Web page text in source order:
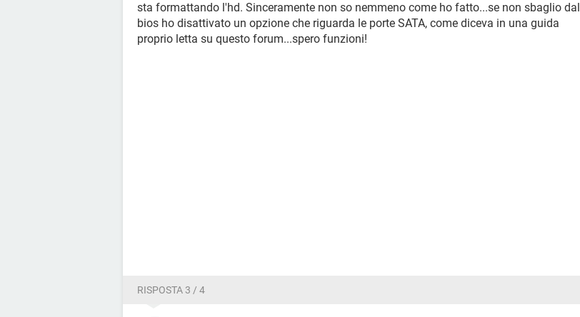
sta formattando l'hd. Sinceramente non so nemmeno come ho fatto...se non sbaglio dal
bios ho disattivato un opzione che riguarda le porte SATA, come diceva in una guida
proprio letta su questo forum...spero funzioni!
RISPOSTA 3 / 4